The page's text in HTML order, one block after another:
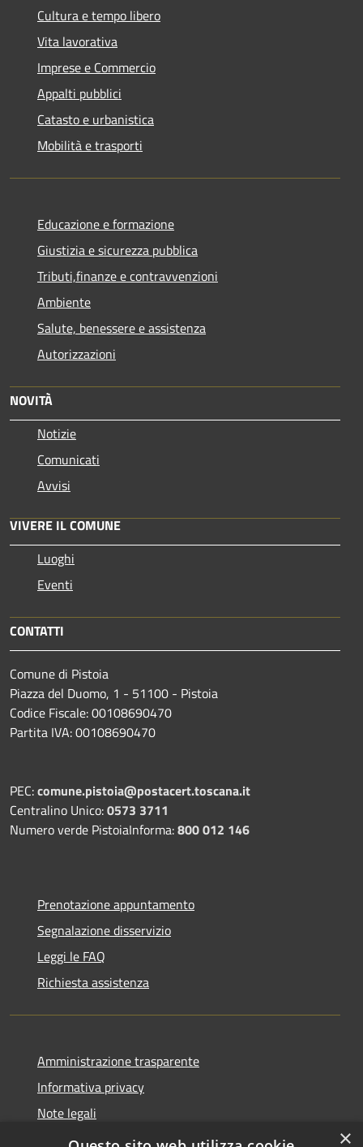
Cultura e tempo libero
Vita lavorativa
Imprese e Commercio
Appalti pubblici
Catasto e urbanistica
Mobilità e trasporti
Educazione e formazione
Giustizia e sicurezza pubblica
Tributi,finanze e contravvenzioni
Ambiente
Salute, benessere e assistenza
Autorizzazioni
NOVITÀ
Notizie
Comunicati
Avvisi
VIVERE IL COMUNE
Luoghi
Eventi
CONTATTI
Comune di Pistoia
Piazza del Duomo, 1 - 51100 - Pistoia
Codice Fiscale: 00108690470
Partita IVA: 00108690470
PEC:comune.pistoia@postacert.toscana.it
Centralino Unico:0573 3711
Numero verde PistoiaInforma:800 012 146
Prenotazione appuntamento
Segnalazione disservizio
Leggi le FAQ
Richiesta assistenza
Amministrazione trasparente
Informativa privacy
Note legali
Dichiarazione di accessibilità
×